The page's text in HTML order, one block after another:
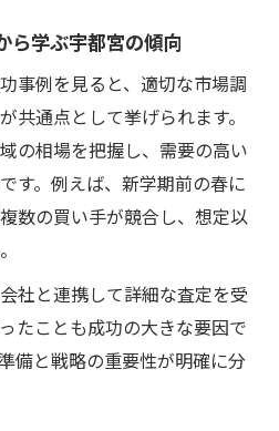
た不動産売却交渉テクニ
条件の引き出し方
回避の売却戦略
たい宇都宮の業界タブー
りがちなトラブル回避策
る行動を避けるポイント
却で信頼失墜を防ぐ方法
知り安心売却を実現する
不動産売却手順ガイド
ら学ぶ宇都宮の傾向
事例を見ると、適切な市場調
共通点として挙げられます。
の相場を把握し、需要の高い
す。例えば、新学期前の春に
数の買い手が競合し、想定以
社と連携して詳細な査定を受
たことも成功の大きな要因で
備と戦略の重要性が明確に分